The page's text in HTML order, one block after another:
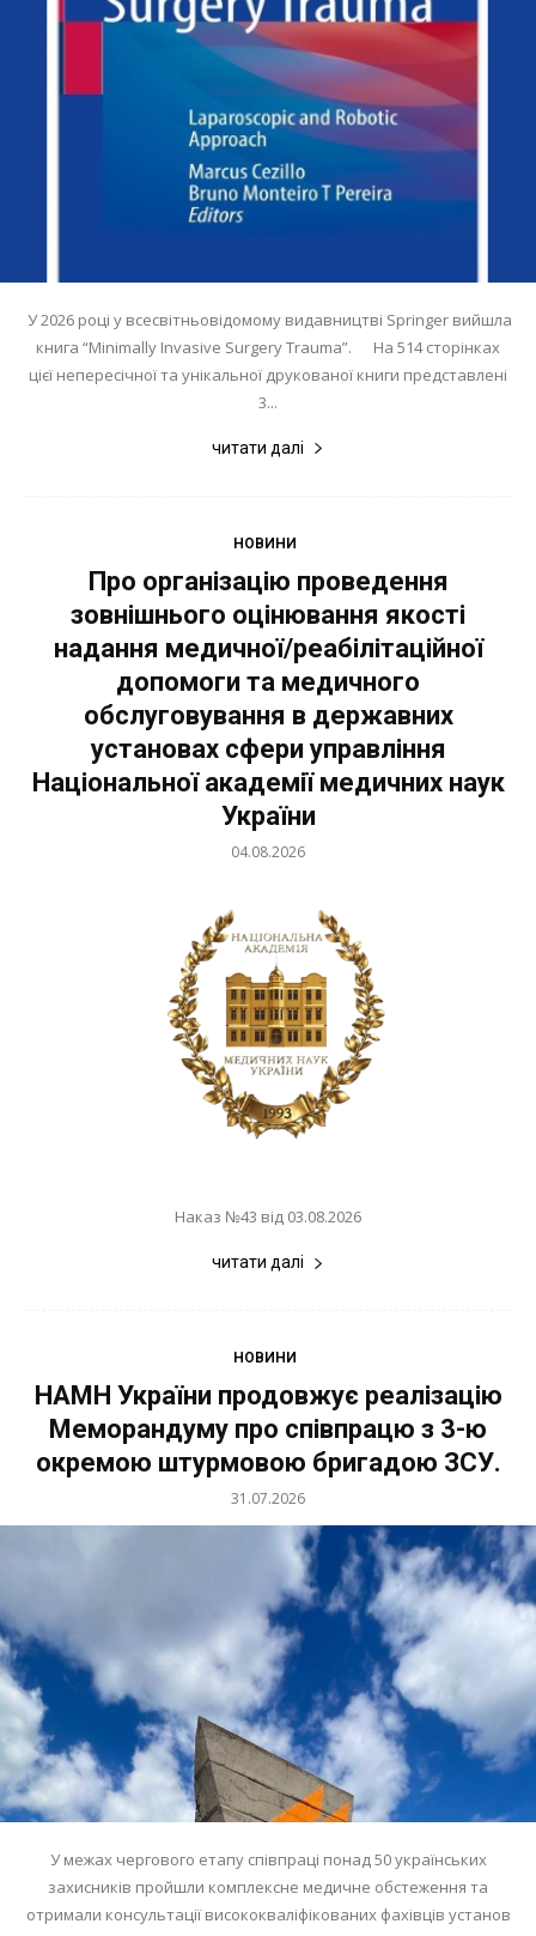
У 2026 році у всесвітньовідомому видавництві Springer вийшла
книга “Minimally Invasive Surgery Trauma”. На 514 сторінках
цієї непересічної та унікальної друкованої книги представлені
3...
читати далі
НОВИНИ
Про організацію проведення
зовнішнього оцінювання якості
надання медичної/реабілітаційної
допомоги та медичного
обслуговування в державних
установах сфери управління
Національної академії медичних наук
України
04.08.2026
Наказ №43 від 03.08.2026
читати далі
НОВИНИ
НАМН України продовжує реалізацію
Меморандуму про співпрацю з 3-ю
окремою штурмовою бригадою ЗСУ.
31.07.2026
У межах чергового етапу співпраці понад 50 українських
захисників пройшли комплексне медичне обстеження та
отримали консультації висококваліфікованих фахівців установ